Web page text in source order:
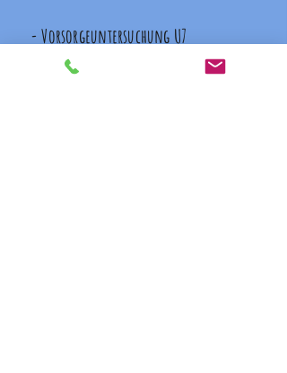
- Vorsorgeuntersuchung U7